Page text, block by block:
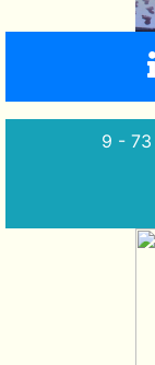
9 - 73